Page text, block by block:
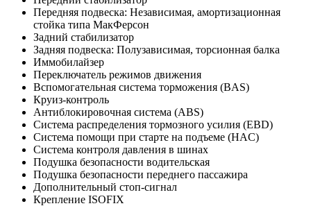
Передняя подвеска: Независимая, амортизационная
стойка типа МакФерсон
Задний стабилизатор
Задняя подвеска: Полузависимая, торсионная балка
Иммобилайзер
Переключатель режимов движения
Вспомогательная система торможения (BAS)
Круиз-контроль
Антиблокировочная система (ABS)
Система распределения тормозного усилия (EBD)
Система помощи при старте на подъеме (HAC)
Система контроля давления в шинах
Подушка безопасности водительская
Подушка безопасности переднего пассажира
Дополнительный стоп-сигнал
Крепление ISOFIX